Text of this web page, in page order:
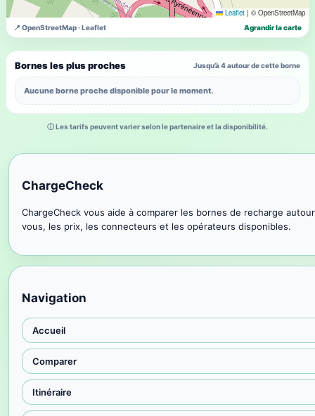
Leaflet | © OpenStreetMap
📍 OpenStreetMap · Leaflet Agrandir la carte
Bornes les plus proches Jusqu’à 4 autour de cette borne
Aucune borne proche disponible pour le moment.
ⓘ Les tarifs peuvent varier selon le partenaire et la disponibilité.
ChargeCheck
ChargeCheck vous aide à comparer les bornes de recharge
vous, les prix, les connecteurs et les opérateurs disponibles.
Navigation
Accueil
Comparer
Itinéraire